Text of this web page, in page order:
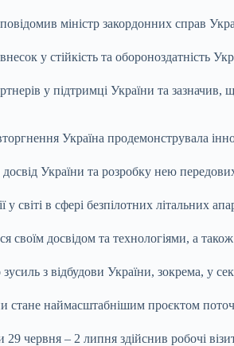
міністр закордонних справ
у стійкість та обороноздатність
у підтримці України та
Україна продемонструвала
України та розробку нею
світі в сфері безпілотних літальних
своїм досвідом та технологіями, а
з відбудови України, зокрема, у
стане наймасштабнішим проєктом
червня – 2 липня здійснив робочі